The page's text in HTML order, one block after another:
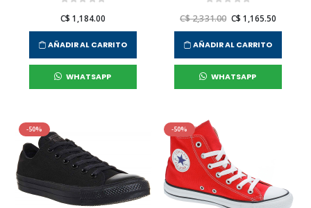
C$ 1,184.00
AÑADIR AL CARRITO
WHATSAPP
C$ 2,331.00 C$ 1,165.50
AÑADIR AL CARRITO
WHATSAPP
-50% -50%